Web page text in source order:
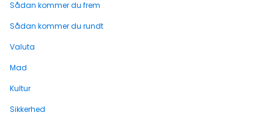
Sådan kommer du frem
Sådan kommer du rundt
Valuta
Mad
Kultur
Sikkerhed